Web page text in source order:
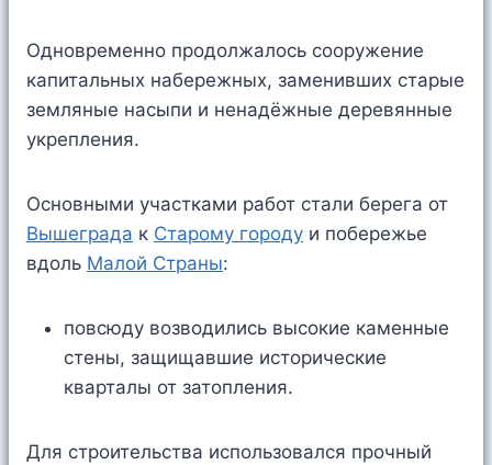
Одновременно продолжалось сооружение
капитальных набережных, заменивших старые
земляные насыпи и ненадёжные деревянные
укрепления.
Основными участками работ стали берега от
Вышеграда к Старому городу и побережье
вдоль Малой Страны:
повсюду возводились высокие каменные
стены, защищавшие исторические
кварталы от затопления.
Для строительства использовался прочный